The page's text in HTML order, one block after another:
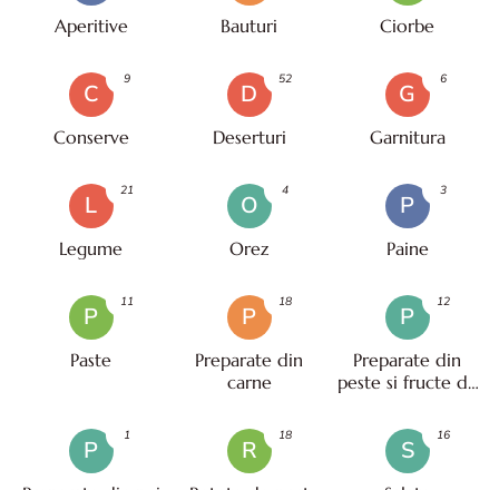
Aperitive Bauturi Ciorbe
C
Conserve
9
D
Deserturi
52
G
Garnitura
6
L
Legume
21
O
Orez
4
P
Paine
3
P
Paste
11
P
Preparate din
carne
18
P
Preparate din
peste si fructe de
12
P
1
R
18
S
16